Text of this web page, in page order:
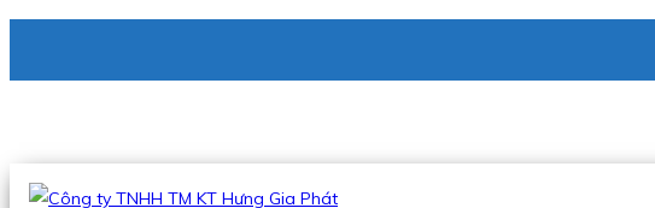
Hotline:0938 336 079